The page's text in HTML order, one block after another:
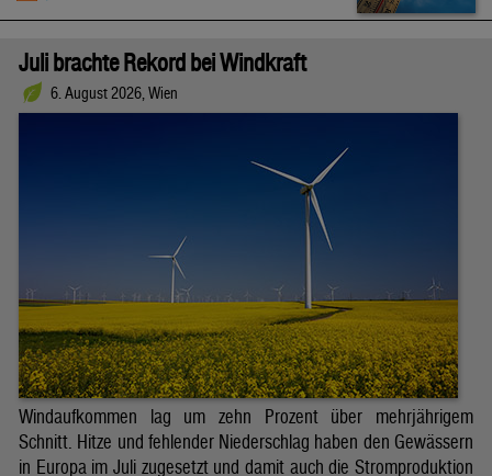
Juli brachte Rekord bei Windkraft
6. August 2026, Wien
Windaufkommen lag um zehn Prozent über mehrjährigem
Schnitt. Hitze und fehlender Niederschlag haben den Gewässern
in Europa im Juli zugesetzt und damit auch die Stromproduktion